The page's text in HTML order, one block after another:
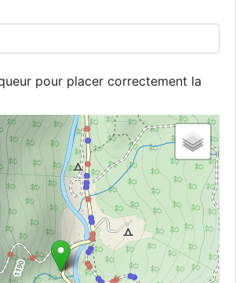
pour placer correctement la